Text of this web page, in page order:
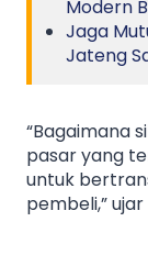
Modern
Jaga
Jateng
“Bagaimana
pasar yang
untuk
pembeli,”